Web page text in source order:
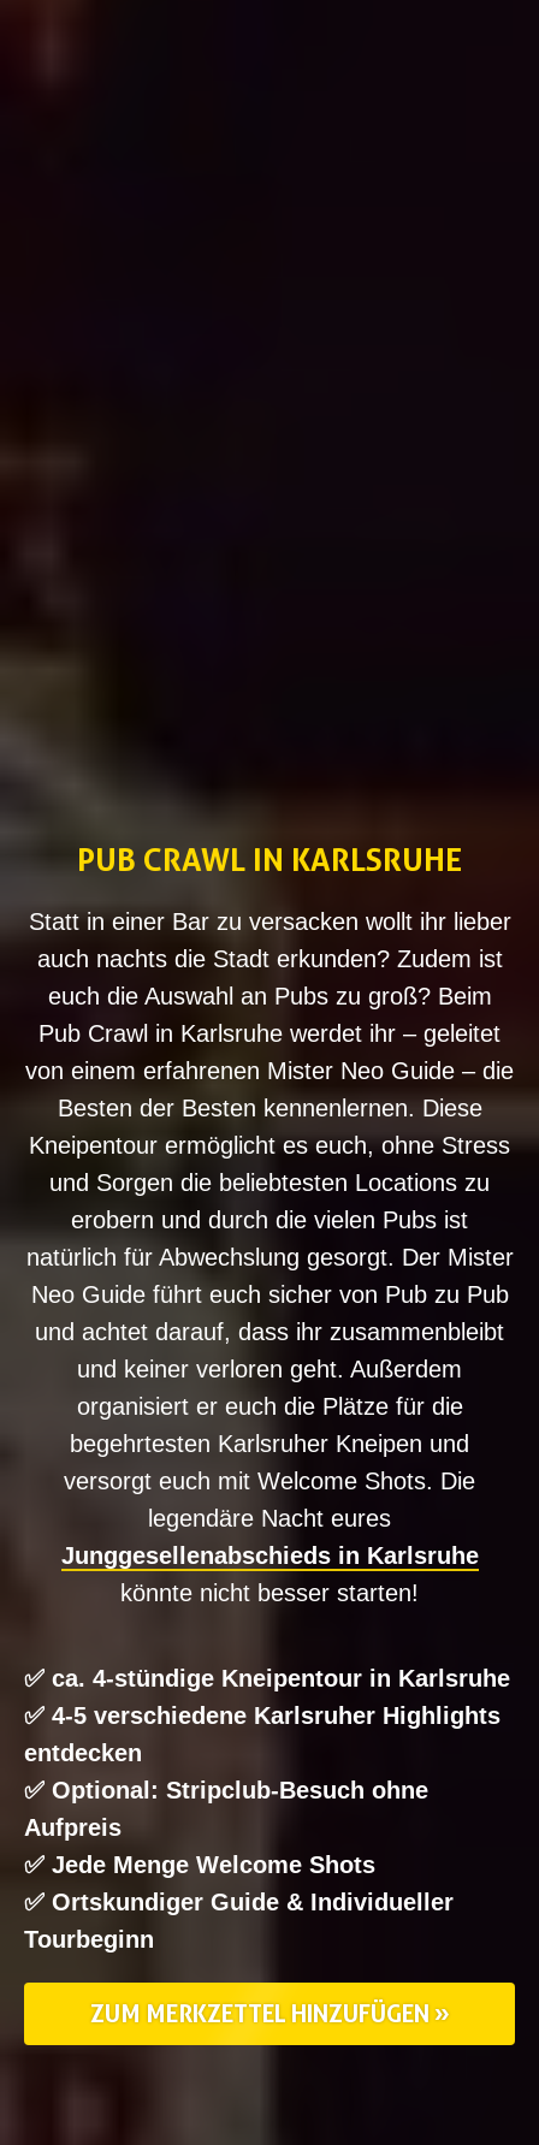
PUB CRAWL IN KARLSRUHE
Statt in einer Bar zu versacken wollt ihr lieber
auch nachts die Stadt erkunden? Zudem ist
euch die Auswahl an Pubs zu groß? Beim
Pub Crawl in Karlsruhe werdet ihr – geleitet
von einem erfahrenen Mister Neo Guide – die
Besten der Besten kennenlernen. Diese
Kneipentour ermöglicht es euch, ohne Stress
und Sorgen die beliebtesten Locations zu
erobern und durch die vielen Pubs ist
natürlich für Abwechslung gesorgt. Der Mister
Neo Guide führt euch sicher von Pub zu Pub
und achtet darauf, dass ihr zusammenbleibt
und keiner verloren geht. Außerdem
organisiert er euch die Plätze für die
begehrtesten Karlsruher Kneipen und
versorgt euch mit Welcome Shots. Die
legendäre Nacht eures
Junggesellenabschieds in Karlsruhe
könnte nicht besser starten!
✅ ca. 4-stündige Kneipentour in Karlsruhe
✅ 4-5 verschiedene Karlsruher Highlights
entdecken
✅ Optional: Stripclub-Besuch ohne
Aufpreis
✅ Jede Menge Welcome Shots
✅ Ortskundiger Guide & Individueller
Tourbeginn
ZUM MERKZETTEL HINZUFÜGEN »